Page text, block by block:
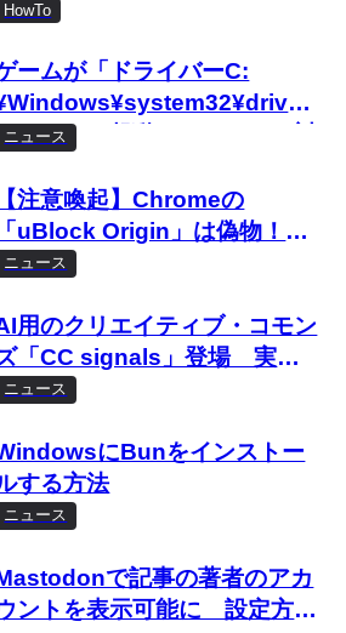
HowTo
ームが「ドライバーC:
エラーで起動しないときの対
ニュース
【注意喚起】Chromeの
「uBlock Origin」は偽物！イ
ンストールしないで
ニュース
用のクリエイティブ・コモン
「CC signals」登場 実装
方法は？
ニュース
にBunをインストー
する方法
ニュース
で記事の著者のアカ
ントを表示可能に 設定方法